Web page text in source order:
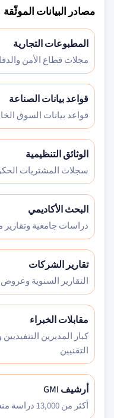
مصادر البيانات الموثّقة
المطبوعات التجارية
مجلات قطاع الأمن
قواعد بيانات الصناعة
قواعد بيانات السوق
الوثائق التنظيمية
سجلات المشتريات
البحث الأكاديمي
دراسات جامعية
تقارير الشركات
التقارير السنوية
مقابلات الخبراء
كبار المديرين
التقنيين
أرشيف GMI
أكثر من 13,000 دراسة منشورة عبر أكثر من 30 قطاعاً صناعياً